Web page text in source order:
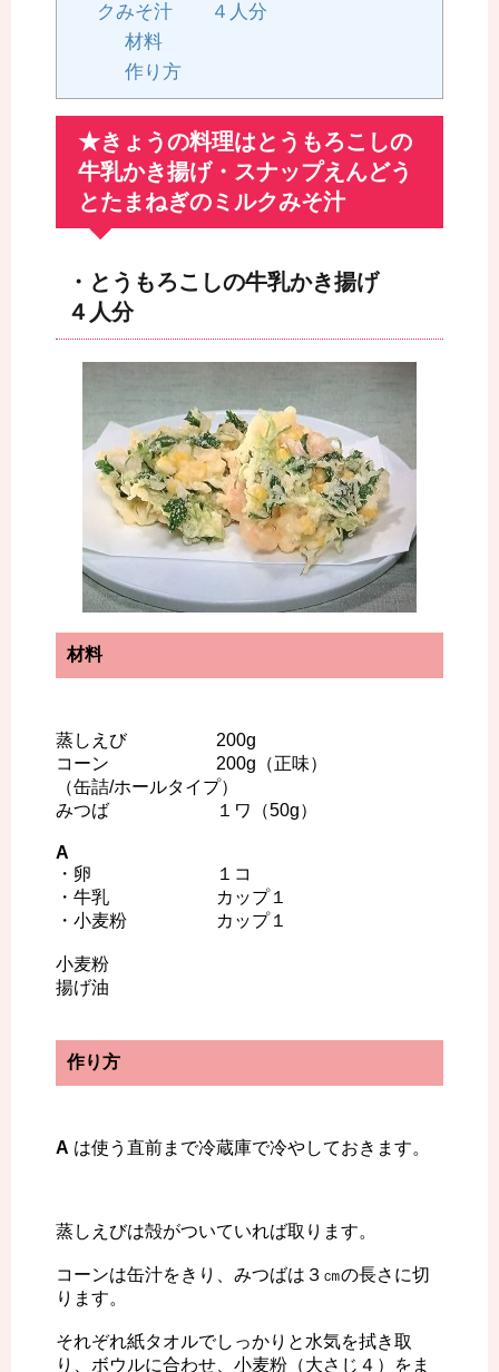
クみそ汁 ４人分
材料
作り方
★きょうの料理はとうもろこしの
牛乳かき揚げ・スナップえんどう
とたまねぎのミルクみそ汁
・とうもろこしの牛乳かき揚げ
４人分
材料
蒸しえび 200g
コーン 200g（正味）
（缶詰/ホールタイプ）
みつば １ワ（50g）
A
・卵 １コ
・牛乳 カップ１
・小麦粉 カップ１
小麦粉
揚げ油
作り方
A は使う直前まで冷蔵庫で冷やしておきます。
蒸しえびは殻がついていれば取ります。
コーンは缶汁をきり、みつばは３㎝の長さに切
ります。
それぞれ紙タオルでしっかりと水気を拭き取
り、ボウルに合わせ、小麦粉（大さじ４）をま